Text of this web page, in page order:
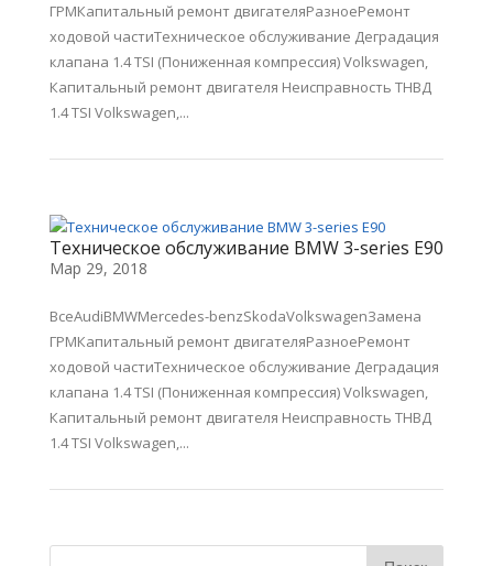
ГРМКапитальный ремонт двигателяРазноеРемонт
ходовой частиТехническое обслуживание Деградация
клапана 1.4 TSI (Пониженная компрессия) Volkswagen,
Капитальный ремонт двигателя Неисправность ТНВД
1.4 TSI Volkswagen,...
Техническое обслуживание BMW 3-series E90
Мар 29, 2018
ВсеAudiBMWMercedes-benzSkodaVolkswagenЗамена
ГРМКапитальный ремонт двигателяРазноеРемонт
ходовой частиТехническое обслуживание Деградация
клапана 1.4 TSI (Пониженная компрессия) Volkswagen,
Капитальный ремонт двигателя Неисправность ТНВД
1.4 TSI Volkswagen,...